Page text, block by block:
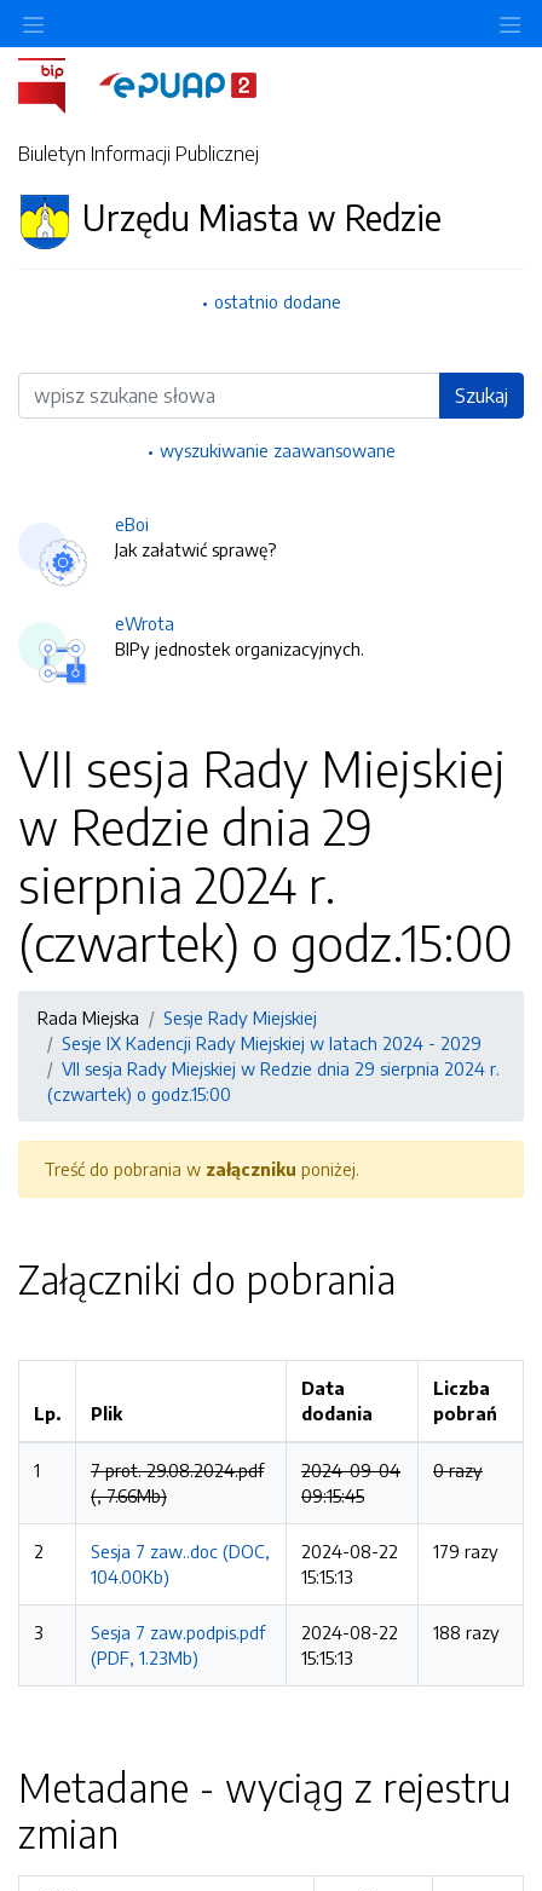
Biuletyn Informacji Publicznej
Urzędu Miasta w Redzie
ostatnio dodane
Wyszukiwarka Szukaj
wyszukiwanie zaawansowane
eBoi
Jak załatwić sprawę?
eWrota
BIPy jednostek organizacyjnych.
VII sesja Rady Miejskiej
w Redzie dnia 29
sierpnia 2024 r.
(czwartek) o godz.15:00
Rada Miejska
Sesje Rady Miejskiej
Sesje IX Kadencji Rady Miejskiej w latach 2024 - 2029
VII sesja Rady Miejskiej w Redzie dnia 29 sierpnia 2024 r.
(czwartek) o godz.15:00
Treść do pobrania w załączniku poniżej.
Załączniki do pobrania
Lp. Plik
Data
dodania
Liczba
pobrań
1
7 prot. 29.08.2024.pdf
(, 7.66Mb)
2024-09-04
09:15:45
0 razy
2
Sesja 7 zaw..doc (DOC,
104.00Kb)
2024-08-22
15:15:13
179 razy
3
Sesja 7 zaw.podpis.pdf
(PDF, 1.23Mb)
2024-08-22
15:15:13
188 razy
Metadane - wyciąg z rejestru
zmian